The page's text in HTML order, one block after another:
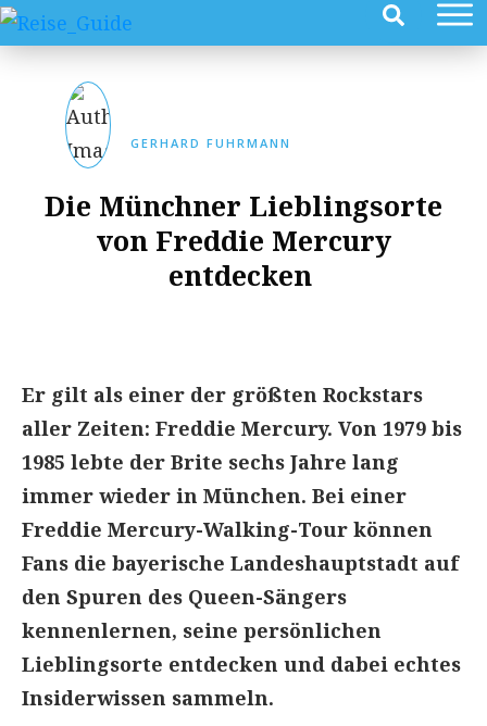
GERHARD FUHRMANN
Die Münchner Lieblingsorte
von Freddie Mercury
entdecken
Er gilt als einer der größten Rockstars
aller Zeiten: Freddie Mercury. Von 1979 bis
1985 lebte der Brite sechs Jahre lang
immer wieder in München. Bei einer
Freddie Mercury-Walking-Tour können
Fans die bayerische Landeshauptstadt auf
den Spuren des Queen-Sängers
kennenlernen, seine persönlichen
Lieblingsorte entdecken und dabei echtes
Insiderwissen sammeln.